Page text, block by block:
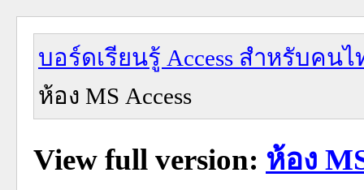
บอร์ดเรียนรู้ Access สำหรับคนไ
ห้อง MS Access
View full version: ห้อง